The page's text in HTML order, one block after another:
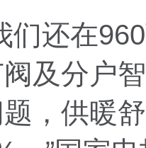
还在960
及分户
，供暖